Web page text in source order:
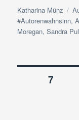
Autor
Katharina Münz
#Autorenwahnsinn,
Moregan,Sandra
SEITE7